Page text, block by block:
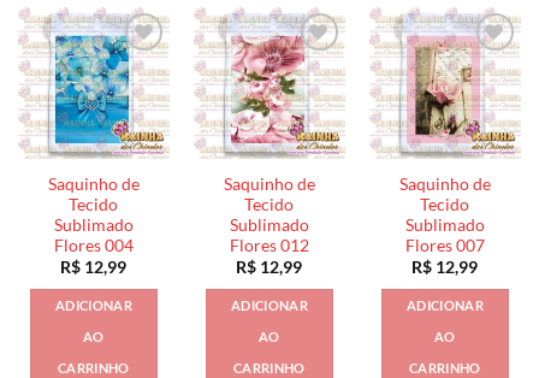
Saquinho de
Tecido
Sublimado
Flores 004
R$ 12,99
ADICIONAR
AO
CARRINHO
Saquinho de
Tecido
Sublimado
Flores 012
R$ 12,99
ADICIONAR
AO
CARRINHO
Saquinho de
Tecido
Sublimado
Flores 007
R$ 12,99
ADICIONAR
AO
CARRINHO